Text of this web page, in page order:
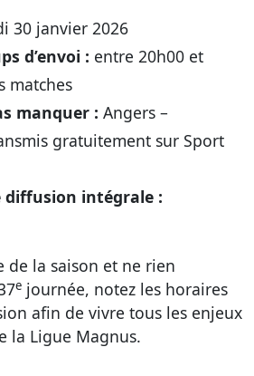
30 janvier 2026
d’envoi : entre 20h00 et
matches
manquer : Angers –
gratuitement sur Sport
diffusion intégrale :
de la saison et ne rien
e journée, notez les horaires
afin de vivre tous les enjeux
la Ligue Magnus.